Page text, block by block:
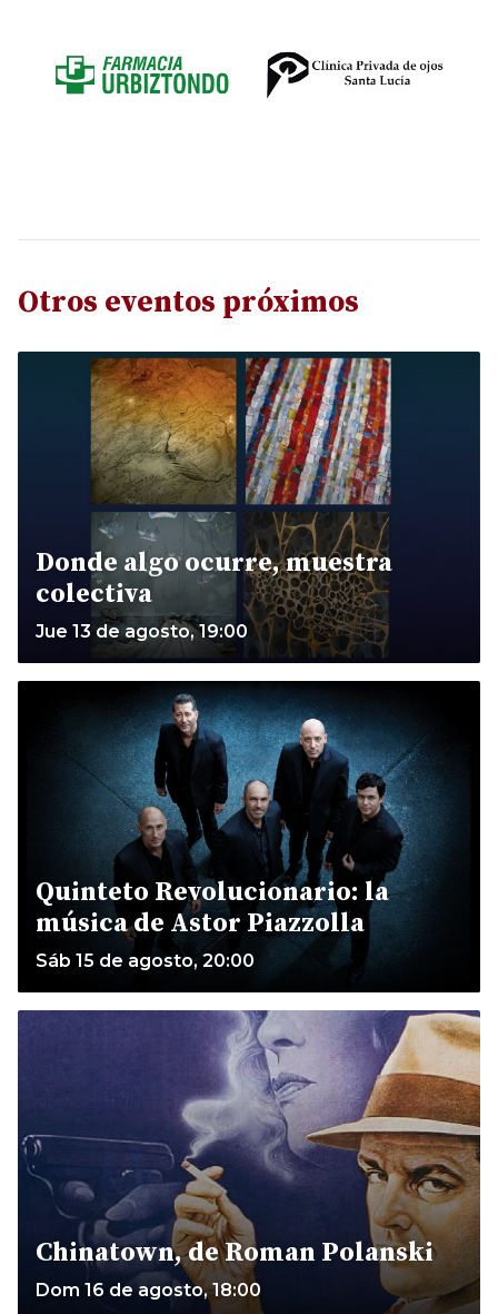
Otros eventos próximos
Donde algo ocurre, muestra
colectiva
Jue 13 de agosto, 19:00
Quinteto Revolucionario: la
música de Astor Piazzolla
Sáb 15 de agosto, 20:00
Chinatown, de Roman Polanski
Dom 16 de agosto, 18:00